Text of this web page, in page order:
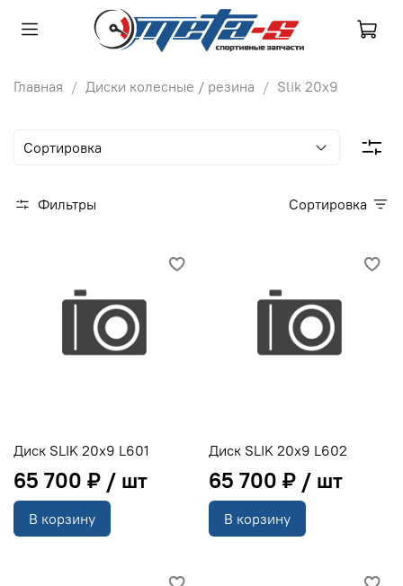
Главная Диски колесные / резина Slik 20х9
Фильтры Сортировка
Диск SLIK 20x9 L601
65 700 ₽
В корзину
Диск SLIK 20x9 L602
65 700 ₽
В корзину